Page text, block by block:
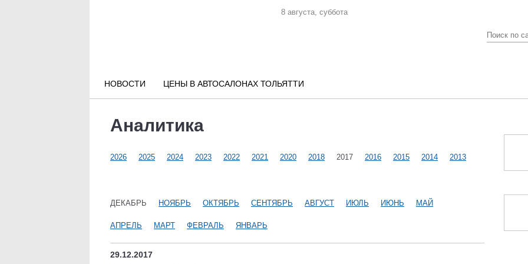
8 августа, суббота
НОВОСТИ ЦЕНЫ В АВТОСАЛОНАХ ТОЛЬЯТТИ
Аналитика
2026 2025 2024 2023 2022 2021 2020 2018 2017 2016 2015 2014 2013
ДЕКАБРЬ НОЯБРЬ ОКТЯБРЬ СЕНТЯБРЬ АВГУСТ ИЮЛЬ ИЮНЬ МАЙ
АПРЕЛЬ МАРТ ФЕВРАЛЬ ЯНВАРЬ
29.12.2017